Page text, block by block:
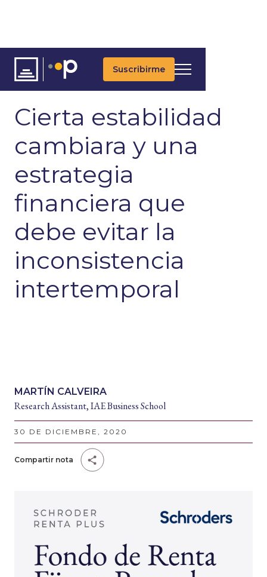
Suscribirme
ARTÍCULOS
Cierta estabilidad
cambiara y una
estrategia
financiera que
debe evitar la
inconsistencia
intertemporal
MARTÍN CALVEIRA
Research Assistant, IAE Business School
30 DE DICIEMBRE, 2020
Compartir nota